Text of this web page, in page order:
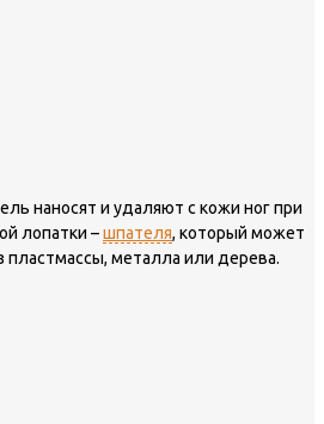
наносят и удаляют с кожи ног при
лопатки –шпателя, который может
пластмассы, металла или дерева.